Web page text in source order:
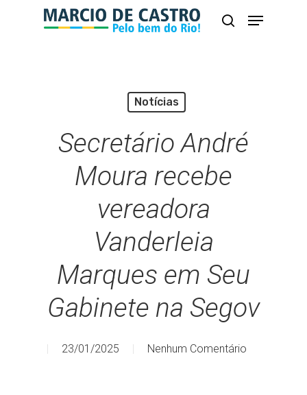
busca
Menu
Notícias
Secretário André
Moura recebe
vereadora
Vanderleia
Marques em Seu
Gabinete na Segov
23/01/2025 Nenhum Comentário